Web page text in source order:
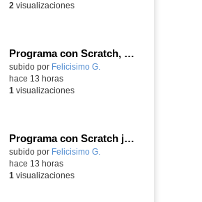
2 visualizaciones
Programa con Scratch, 8 diferentes juegos para vivir la emoción de los partidos de España en el mundial 2026
Contenido educativo.
subido por Felicisimo G.
hace 13 horas
1 visualizaciones
Programa con Scratch juegos con los partidos del mundial 2026 ganados por España
Contenido educativo.
subido por Felicisimo G.
hace 13 horas
1 visualizaciones